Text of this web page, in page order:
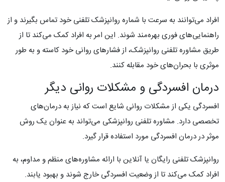
افراد می‌توانند به سرعت با شماره روانپزشک تلفنی خود تماس بگیرند و از
راهنمایی‌های فوری بهره‌مند شوند. این امر به افراد کمک می‌کند تا از
طریق مشاوره تلفنی روانپزشک، از فشارهای روانی خود کاسته و به طور
موثری با بحران‌های خود مقابله کنند.
درمان افسردگی و مشکلات روانی دیگر
افسردگی یکی از مشکلات روانی شایع است که نیاز به درمان‌های
تخصصی دارد. مشاوره تلفنی روانپزشکی می‌تواند به عنوان یک روش
موثر در درمان افسردگی مورد استفاده قرار گیرد.
روانپزشک تلفنی رایگان یا آنلاین با ارائه مشاوره‌های منظم و مداوم، به
افراد کمک می‌کند تا از وضعیت افسردگی خارج شوند و بهبود یابند.